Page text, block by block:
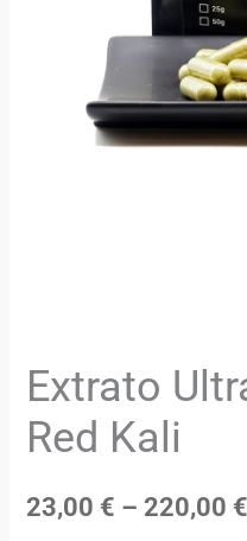
Extrato
Red Kali
23,00 € – 220,00 €